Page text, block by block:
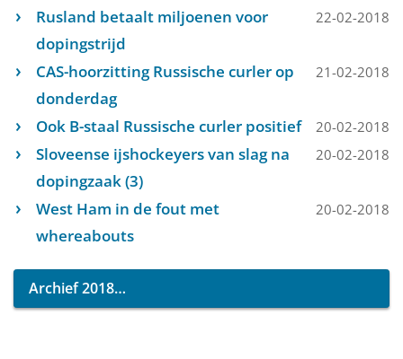
Rusland betaalt miljoenen voor
dopingstrijd
22-02-2018
CAS-hoorzitting Russische curler op
donderdag
21-02-2018
Ook B-staal Russische curler positief 20-02-2018
Sloveense ijshockeyers van slag na
dopingzaak (3)
20-02-2018
West Ham in de fout met
whereabouts
20-02-2018
Archief 2018